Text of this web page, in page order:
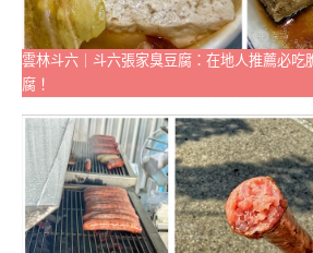
雲林斗六｜斗六張家臭豆腐：在地人推薦必吃
腐！